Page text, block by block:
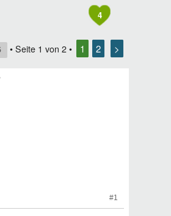
4
• Seite 1 von 2 • 1 2 >
#1